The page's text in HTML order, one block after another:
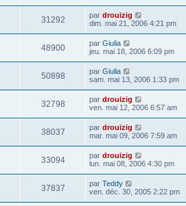
31292 par drouizig
dim. mai 21, 2006 4:21 pm
48900 par Giulia
jeu. mai 18, 2006 6:09 pm
50898 par Giulia
sam. mai 13, 2006 1:33 pm
32798 par drouizig
ven. mai 12, 2006 6:57 am
38037 par drouizig
mar. mai 09, 2006 7:59 am
33094 par drouizig
lun. mai 08, 2006 4:30 pm
37837 par Teddy
ven. déc. 30, 2005 2:22 pm